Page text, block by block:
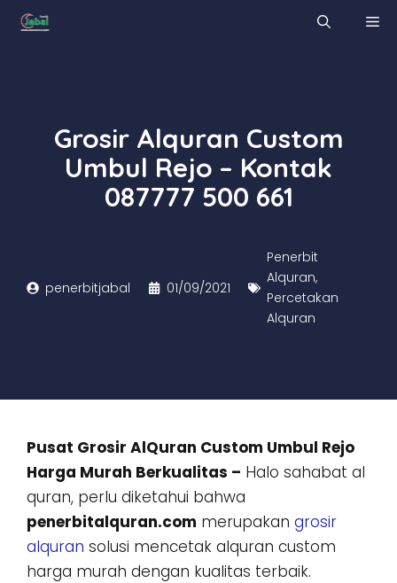
Skip
Grosir Alquran Custom
Umbul Rejo – Kontak
087777 500 661
penerbitjabal 01/09/2021
Penerbit
Alquran,
Percetakan
Alquran
Pusat Grosir AlQuran Custom Umbul Rejo
Harga Murah Berkualitas – Halo sahabat al
quran, perlu diketahui bahwa
penerbitalquran.com merupakan grosir
alquran solusi mencetak alquran custom
harga murah dengan kualitas terbaik.